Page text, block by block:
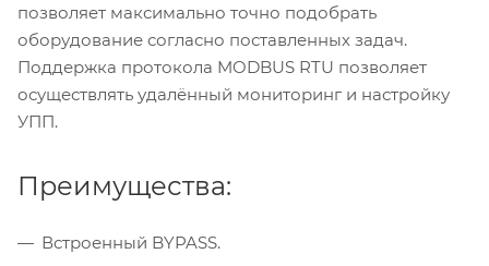
позволяет максимально точно подобрать
оборудование согласно поставленных задач.
Поддержка протокола MODBUS RTU позволяет
осуществлять удалённый мониторинг и настройку
УПП.
Преимущества:
Встроенный BYPASS.